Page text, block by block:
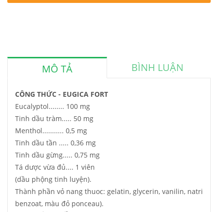
MÔ TẢ BÌNH LUẬN
CÔNG THỨC - EUGICA FORT
Eucalyptol........ 100 mg
Tinh dầu tràm..... 50 mg
Menthol........... 0,5 mg
Tinh dầu tần ..... 0,36 mg
Tinh dầu gừng..... 0,75 mg
Tá dược vừa đủ.... 1 viên
(dầu phộng tinh luyện).
Thành phần vỏ nang thuoc: gelatin, glycerin, vanilin, natri
benzoat, màu đỏ ponceau).